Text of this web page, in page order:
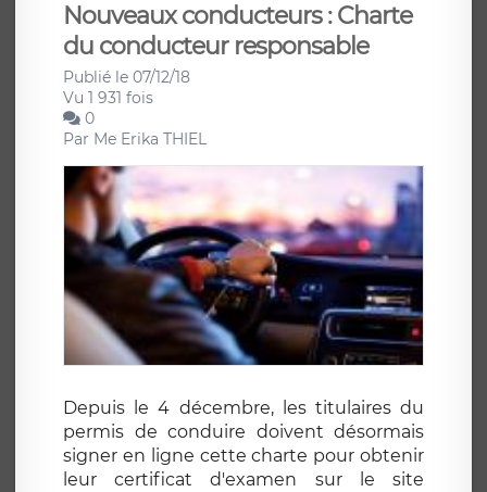
Nouveaux conducteurs : Charte
du conducteur responsable
Publié le 07/12/18
Vu 1 931 fois
0
Par Me Erika THIEL
Depuis le 4 décembre, les titulaires du
permis de conduire doivent désormais
signer en ligne cette charte pour obtenir
leur certificat d'examen sur le site